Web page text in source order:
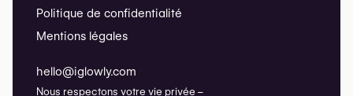
Politique de confidentialité
Mentions légales
hello@iglowly.com
Nous respectons votre vie privée –